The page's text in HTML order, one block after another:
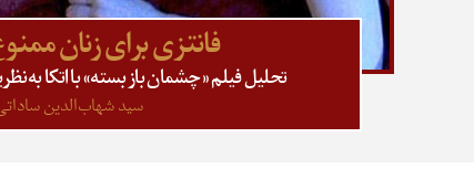
فانتزی برای زنان
تحلیل فیلم «چشمان باز بسته» با اتکا به
سید شهاب‌الدین